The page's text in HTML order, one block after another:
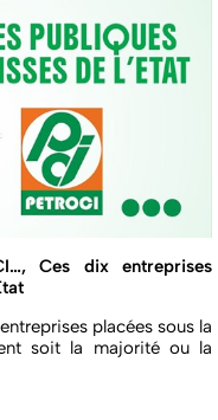
Ces dix entreprises
placées sous la
soit la majorité ou la